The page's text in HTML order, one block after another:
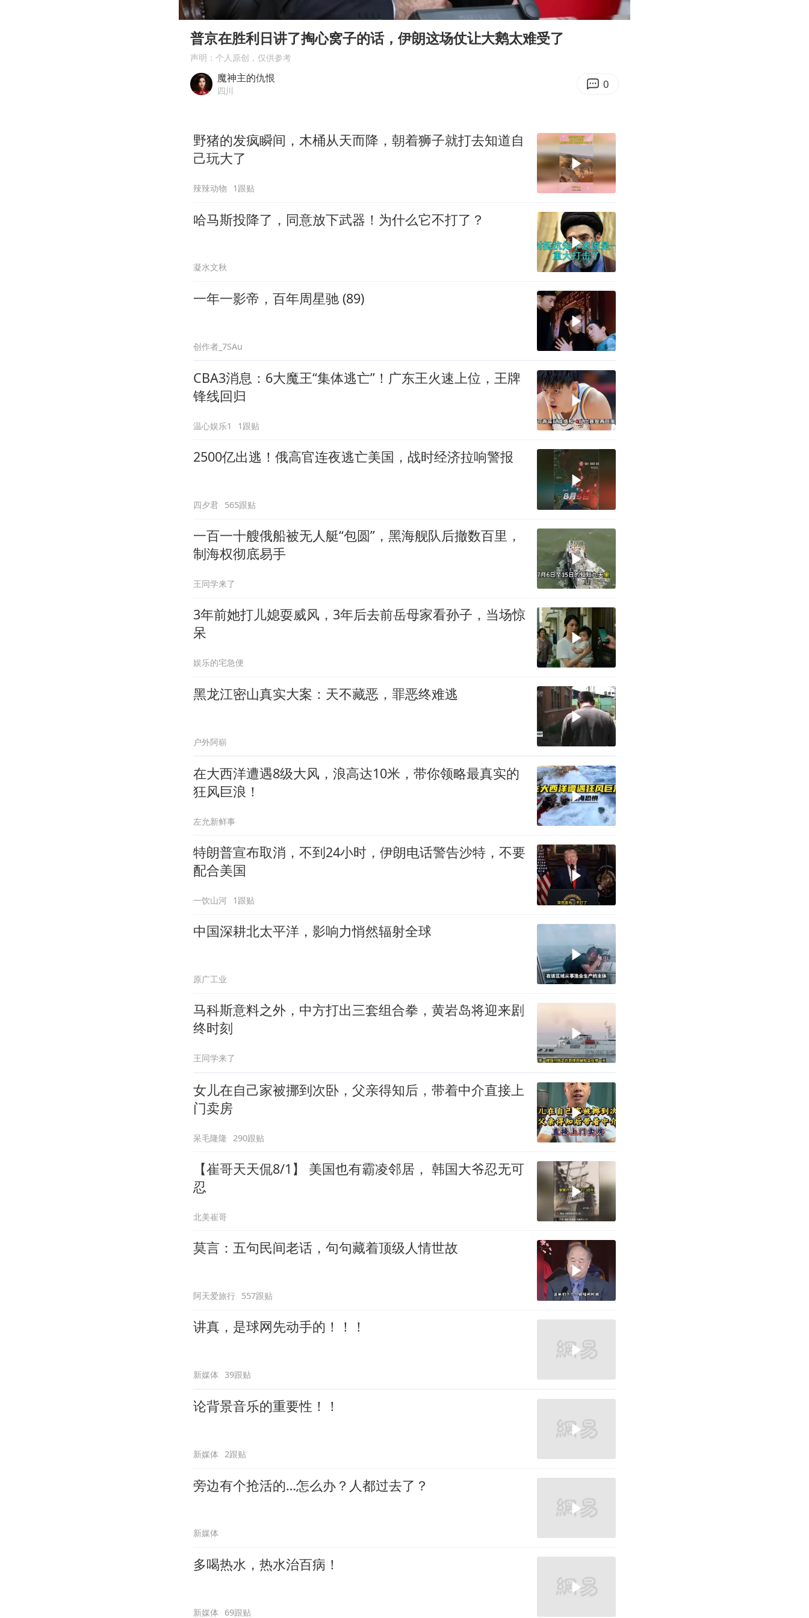
乘客脱鞋散发异味 司机提醒反被怼
日本籍女网红在韩直播时自杀身亡
南太行山失联女孩最后信号不在山林
Play
Enter
普京在胜利日讲了掏心窝子的话，伊朗这场仗让大鹅太难受了
声明：个人原创，仅供参考
魔神主的仇恨
四川 0
野猪的发疯瞬间，木桶从天而降，朝着狮子就打去知道自
己玩大了
辣辣动物 1跟贴
哈马斯投降了，同意放下武器！为什么它不打了？
凝水文秋
一年一影帝，百年周星驰 (89)
创作者_7SAu
CBA3消息：6大魔王“集体逃亡”！广东王火速上位，王牌
锋线回归
温心娱乐1 1跟贴
2500亿出逃！俄高官连夜逃亡美国，战时经济拉响警报
四夕君 565跟贴
一百一十艘俄船被无人艇“包圆”，黑海舰队后撤数百里，
制海权彻底易手
王同学来了
3年前她打儿媳耍威风，3年后去前岳母家看孙子，当场惊
呆
娱乐的宅急便
黑龙江密山真实大案：天不藏恶，罪恶终难逃
户外阿崭
在大西洋遭遇8级大风，浪高达10米，带你领略最真实的
狂风巨浪！
左允新鲜事
特朗普宣布取消，不到24小时，伊朗电话警告沙特，不要
配合美国
一饮山河 1跟贴
中国深耕北太平洋，影响力悄然辐射全球
原广工业
马科斯意料之外，中方打出三套组合拳，黄岩岛将迎来剧
终时刻
王同学来了
女儿在自己家被挪到次卧，父亲得知后，带着中介直接上
门卖房
呆毛隆隆 290跟贴
【崔哥天天侃8/1】 美国也有霸凌邻居， 韩国大爷忍无可
忍
北美崔哥
莫言：五句民间老话，句句藏着顶级人情世故
阿天爱旅行 557跟贴
讲真，是球网先动手的！！！
新媒体 39跟贴
论背景音乐的重要性！！
新媒体 2跟贴
旁边有个抢活的…怎么办？人都过去了？
新媒体
多喝热水，热水治百病！
新媒体 69跟贴